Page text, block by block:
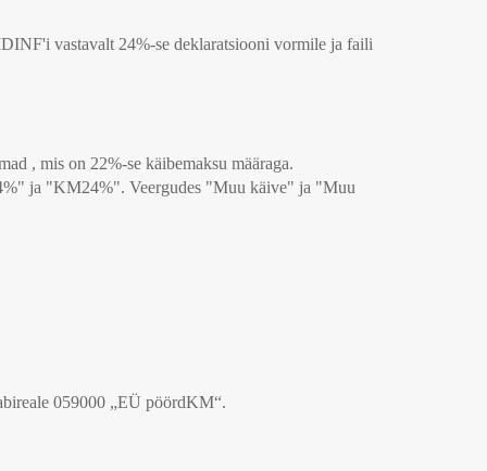
vastavalt 24%-se deklaratsiooni vormile ja faili
, mis on 22%-se käibemaksu määraga.
ja "KM24%". Veergudes "Muu käive" ja "Muu
059000 „EÜ pöördKM“.